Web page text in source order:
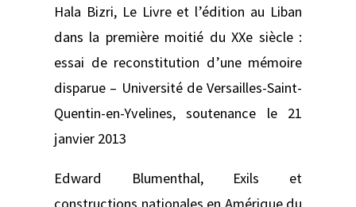
Hala Bizri, Le Livre et l’édition au Liban
dans la première moitié du XXe siècle :
essai de reconstitution d’une mémoire
disparue – Université de Versailles-Saint-
Quentin-en-Yvelines, soutenance le 21
janvier 2013
Edward Blumenthal, Exils et